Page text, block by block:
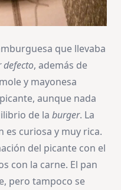
que llevaba
defecto, además de
y mayonesa
aunque nada
de la burger. La
es curiosa y muy rica.
del picante con el
con la carne. El pan
pero tampoco se